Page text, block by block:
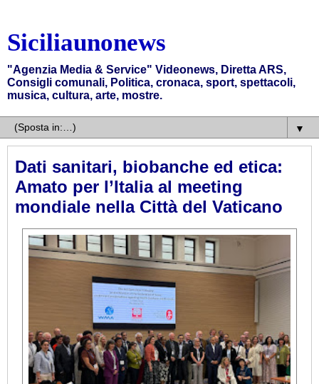
Siciliaunonews
"Agenzia Media & Service" Videonews, Diretta ARS,
Consigli comunali, Politica, cronaca, sport, spettacoli,
musica, cultura, arte, mostre.
▼
Dati sanitari, biobanche ed etica:
Amato per l’Italia al meeting
mondiale nella Città del Vaticano